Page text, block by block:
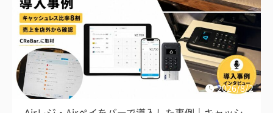
2026/8/2